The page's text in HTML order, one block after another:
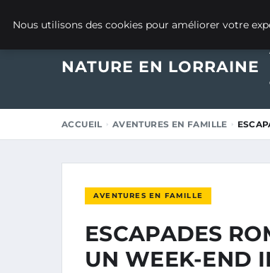
NATURE EN LORRAINE
ACCUEIL AVENTURES EN FAMILLE
AVENTURES EN FAMILLE
ESCAPADES
UN WEEK-END
Nous utilisons des cookies pour améliorer votre